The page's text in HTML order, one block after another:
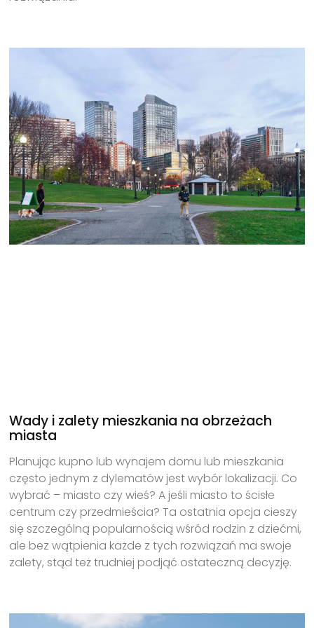
Wady i zalety mieszkania na obrzeżach
miasta
Planując kupno lub wynajem domu lub mieszkania
często jednym z dylematów jest wybór lokalizacji. Co
wybrać – miasto czy wieś? A jeśli miasto to ścisłe
centrum czy przedmieścia? Ta ostatnia opcja cieszy
się szczególną popularnością wśród rodzin z dziećmi,
ale bez wątpienia każde z tych rozwiązań ma swoje
zalety, stąd też trudniej podjąć ostateczną decyzję.